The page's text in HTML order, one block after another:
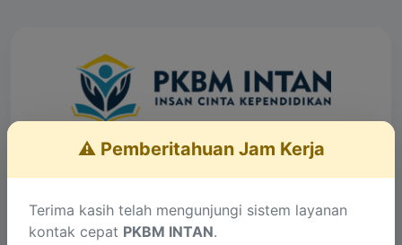
Layanan Konsultasi
⚠️ Pemberitahuan Jam Kerja
Terima kasih telah mengunjungi sistem layanan
kontak cepat PKBM INTAN.